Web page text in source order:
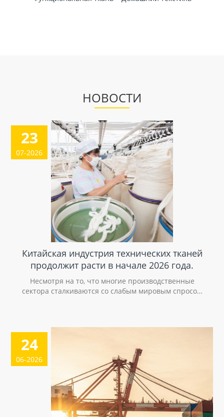
Функциональная ткань
Домашний текстиль
HОВОСТИ
Китайская индустрия технических тканей
продолжит расти в начале 2026 года.
Несмотря на то, что многие производственные
сектора сталкиваются со слабым мировым спросом
Увеличение объемов производства, расширение
промышленный спрос свидетельствуют о том, что
этот сектор остается одним из наиболее успешных
в рамках всей текстильной промышленности
Китая.
23
07-2026
24
06-2026